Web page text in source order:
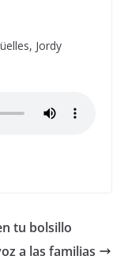
Jordy
tu bolsillo
a las familias